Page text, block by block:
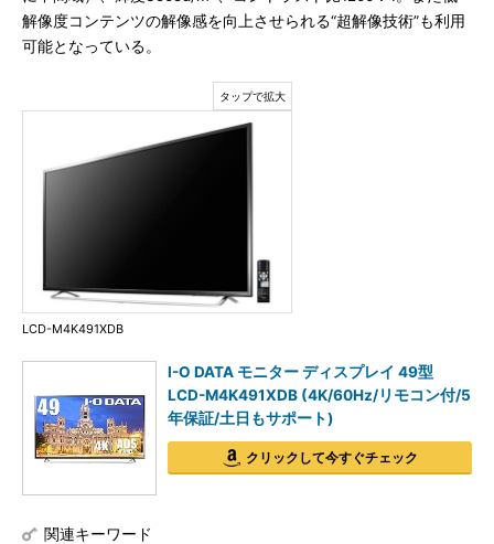
解像度コンテンツの解像感を向上させられる“超解像技術”も利用
可能となっている。
LCD-M4K491XDB
I-O DATA モニター ディスプレイ 49型
LCD-M4K491XDB (4K/60Hz/リモコン付/5
年保証/土日もサポート)
クリックして今すぐチェック
関連キーワード